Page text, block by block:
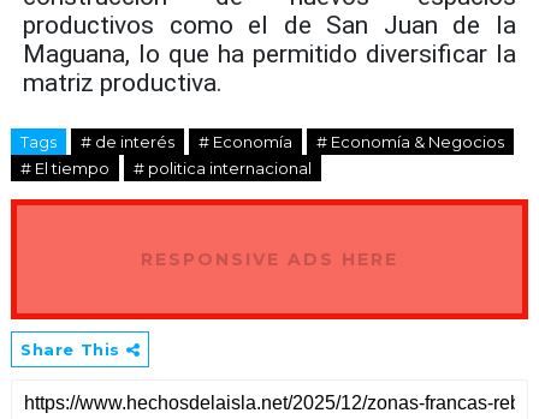
productivos como el de San Juan de la
Maguana, lo que ha permitido diversificar la
matriz productiva.
Tags # de interés # Economía
# Economía & Negocios
# El tiempo
# politica internacional
RESPONSIVE ADS HERE
Share This